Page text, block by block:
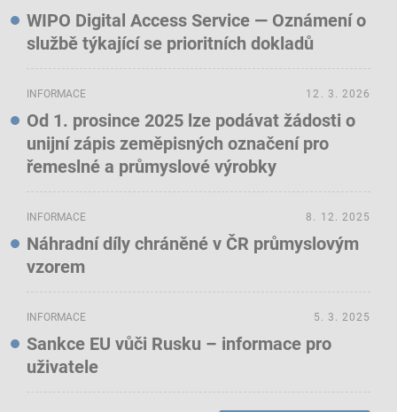
WIPO Digital Access Service — Oznámení o
službě týkající se prioritních dokladů
INFORMACE
Od 1. prosince 2025 lze podávat žádosti o
unijní zápis zeměpisných označení pro
řemeslné a průmyslové výrobky
12. 3. 2026
INFORMACE
Náhradní díly chráněné v ČR průmyslovým
vzorem
8. 12. 2025
INFORMACE
Sankce EU vůči Rusku – informace pro
uživatele
5. 3. 2025